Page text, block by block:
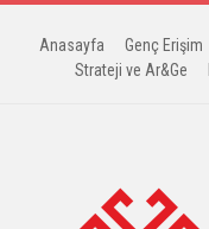
Anasayfa Genç Erişim
Strateji ve Ar&Ge